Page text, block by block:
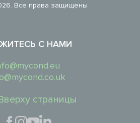
Все права защищены
С НАМИ
страницы